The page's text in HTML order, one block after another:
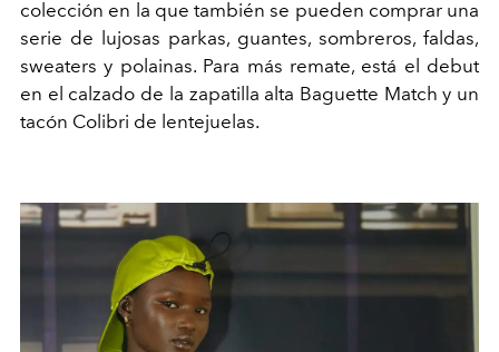
colección en la que también se pueden comprar una
serie de lujosas parkas, guantes, sombreros, faldas,
sweaters y polainas. Para más remate, está el debut
en el calzado de la zapatilla alta Baguette Match y un
tacón Colibri de lentejuelas.